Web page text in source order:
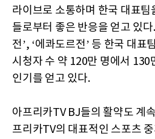
라이브로 소통하며 한국 대표팀
들로부터 좋은 반응을 얻고 있
전’, ‘에콰도르전’ 등 한국 대표
시청자 수 약 120만 명에서 130
인기를 얻고 있다.
아프리카TV BJ들의 활약도 계
프리카TV의 대표적인 스포츠